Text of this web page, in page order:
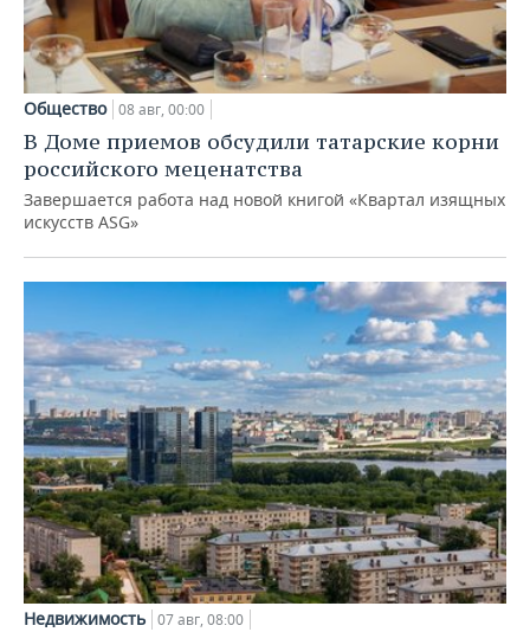
Общество 08 авг, 00:00
В Доме приемов обсудили татарские корни
российского меценатства
Завершается работа над новой книгой «Квартал изящных
искусств ASG»
Недвижимость 07 авг, 08:00